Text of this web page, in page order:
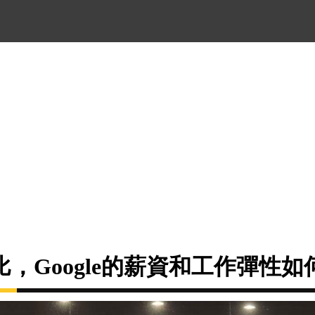
，Google的薪資和工作彈性如